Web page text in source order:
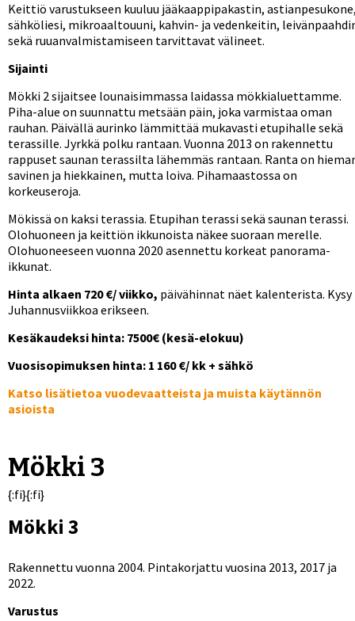
Keittiö varustukseen kuuluu jääkaappipakastin,
sähköliesi, mikroaaltouuni, kahvin- ja vedenkeitin,
sekä ruuanvalmistamiseen tarvittavat välineet.
Sijainti
Mökki 2 sijaitsee lounaisimmassa laidassa mökkialuettamme.
Piha-alue on suunnattu metsään päin, joka varmistaa oman
rauhan. Päivällä aurinko lämmittää mukavasti etupihalle sekä
terassille. Jyrkkä polku rantaan. Vuonna 2013 on rakennettu
rappuset saunan terassilta lähemmäs rantaan. Ranta on
savinen ja hiekkainen, mutta loiva. Pihamaastossa on
korkeuseroja.
Mökissä on kaksi terassia. Etupihan terassi sekä saunan terassi.
Olohuoneen ja keittiön ikkunoista näkee suoraan merelle.
Olohuoneeseen vuonna 2020 asennettu korkeat panorama-
ikkunat.
Hinta alkaen 720 €/ viikko, päivähinnat näet kalenterista. Kysy
Juhannusviikkoa erikseen.
Kesäkaudeksi hinta: 7500€ (kesä-elokuu)
Vuosisopimuksen hinta: 1 160 €/ kk + sähkö
Katso lisätietoa vuodevaatteista ja muista käytännön
asioista
Mökki 3
{:fi}{:fi}
Mökki 3
Rakennettu vuonna 2004. Pintakorjattu vuosina 2013, 2017 ja
2022.
Varustus